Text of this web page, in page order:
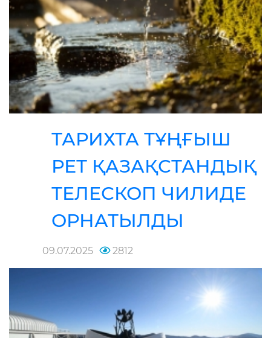
ТАРИХТА ТҰҢҒЫШ
РЕТ ҚАЗАҚСТАНДЫҚ
ТЕЛЕСКОП ЧИЛИДЕ
ОРНАТЫЛДЫ
09.07.2025 2812